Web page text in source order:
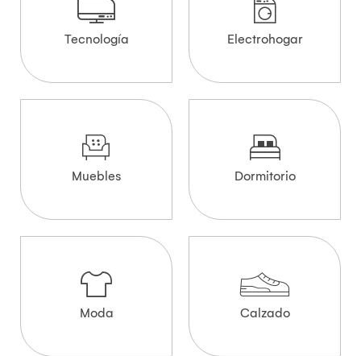
Tecnología Electrohogar
Muebles Dormitorio
Moda Calzado